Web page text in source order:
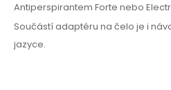
Antiperspirantem Forte nebo
Součástí adaptéru na čelo je i
jazyce.